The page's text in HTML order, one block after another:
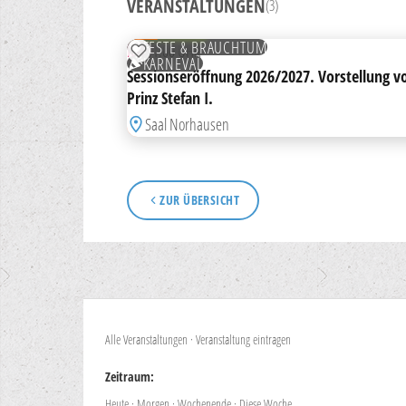
VERANSTALTUNGEN(3)
11
FESTE & BRAUCHTUM
KARNEVAL
ZUR MERKLISTE HINZUFÜGEN
MI11:00 UHR
Sessionseröffnung 2026/2027. Vorstellung
Prinz Stefan I.
Saal Norhausen
ZUR ÜBERSICHT
Alle Veranstaltungen · Veranstaltung eintragen
Zeitraum: